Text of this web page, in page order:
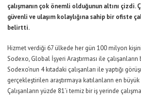
çalışmanın çok önemli olduğunun altını çizdi.
güvenli ve ulaşım kolaylığına sahip bir ofiste
belirtti.
Hizmet verdiği 67 ülkede her gün 100 milyon
Sodexo, Global İşyeri Araştırması ile
Sodexo’nun 4 kıtadaki çalışanları ile yaptığı
gerçekleştirilen araştırmaya katılanların en
Çalışanların yüzde 81’i temiz bir iş yerinde